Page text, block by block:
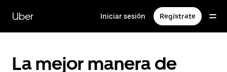
contenido
principal
Uber Iniciar sesión Regístrate
La mejor manera de